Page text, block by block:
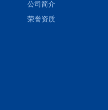
公司简介
荣誉资质